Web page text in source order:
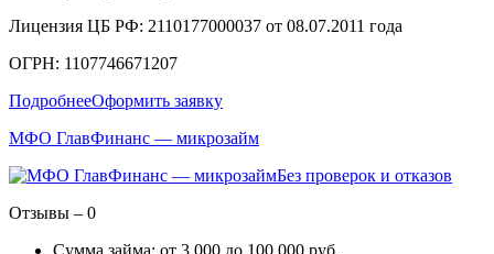
Лицензия ЦБ РФ: 2110177000037 от 08.07.2011 года
ОГРН: 1107746671207
ПодробнееОформить заявку
МФО ГлавФинанс — микрозайм
Без проверок и отказов
Отзывы – 0